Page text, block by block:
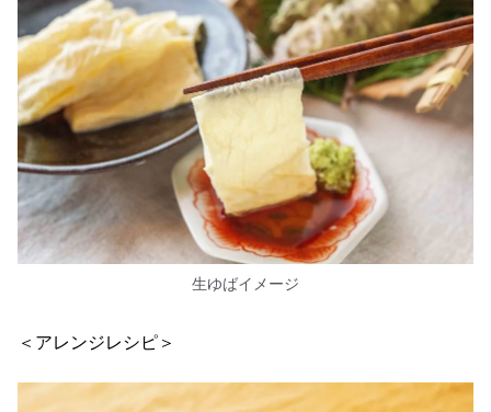
生ゆばイメージ
＜アレンジレシピ＞